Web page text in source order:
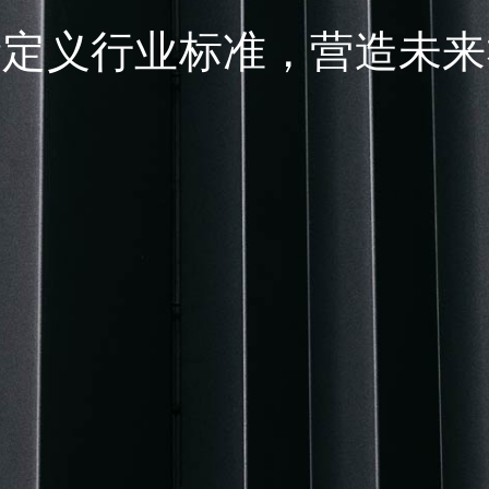
义行业标准，营造未